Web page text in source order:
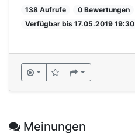
138 Aufrufe 0 Bewertungen
Verfügbar bis 17.05.2019 19:30
Meinungen